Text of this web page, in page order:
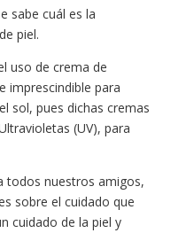
sabe cuál es la
piel.
uso de crema de
imprescindible para
sol, pues dichas cremas
(UV), para
todos nuestros amigos,
sobre el cuidado que
cuidado de la piel y